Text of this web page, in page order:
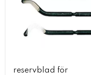
reservblad för